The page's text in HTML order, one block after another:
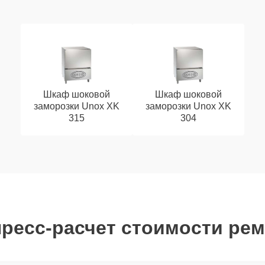
Шкаф шоковой
заморозки Unox XK
315
Шкаф шоковой
заморозки Unox XK
304
расчет стоимости